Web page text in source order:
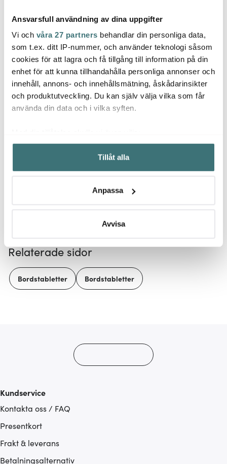
Ansvarsfull användning av dina uppgifter
Vi och våra 27 partners behandlar din personliga data,
som t.ex. ditt IP-nummer, och använder teknologi såsom
cookies för att lagra och få tillgång till information på din
enhet för att kunna tillhandahålla personliga annonser och
innehåll, annons- och innehållsmätning, åskådarinsikter
och produktutveckling. Du kan själv välja vilka som får
använda din data och i vilka syften.
Samla in information om din geografiska plats som
kan ha en noggrannhet på upp till flera meter
Identifiera din enhet genom att aktivt skanna den för
Ta reda på mer om hur dina personliga uppgifter
Du kan ändra eller dra tillbaka ditt samtycke när som
Vi använder cookies för att innehållet och annonserna
ska anpassas efter det som vi tror att du tycker om. Det
gör också att vi kan analysera vår trafik och göra
Tillåt alla
Anpassa
Avvisa
Södahl
Reflection kökshandduk
50x70 cm 2-pack ash
189 kr
Södahl
Blocks kökshandduk
50x70 cm 2-pack rose
189 kr
Låt dig inspireras av våra kunder
Relaterade sidor
Bordstabletter Bordstabletter
Kundservice
Kontakta oss / FAQ
Presentkort
Frakt & leverans
Betalningsalternativ